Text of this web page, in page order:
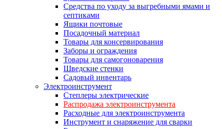
Средства по уходу за выгребными ямами и
септиками
Ящики почтовые
Посадочный материал
Товары для консервирования
Заборы и ограждения
Товары для самогоноварения
Шведские стенки
Садовый инвентарь
Электроинструмент
Степлеры электрические
Распродажа электроинструмента
Расходные для электроинструмента
Инструмент и снаряжение для сварки